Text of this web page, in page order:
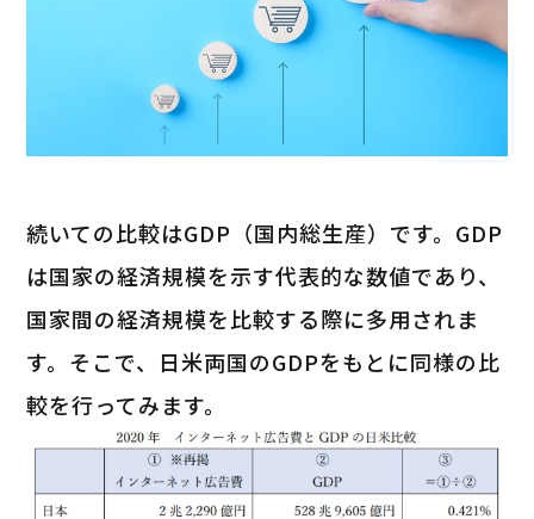
続いての比較はGDP（国内総生産）です。GDP
は国家の経済規模を示す代表的な数値であり、
国家間の経済規模を比較する際に多用されま
す。そこで、日米両国のGDPをもとに同様の比
較を行ってみます。